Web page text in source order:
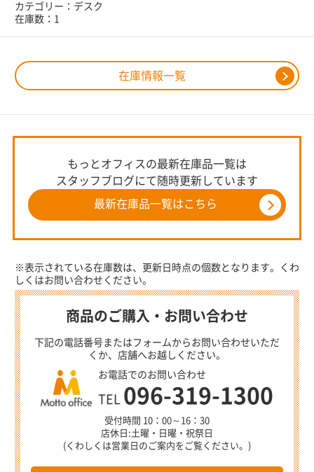
在庫情報一覧
カテゴリー：デスク
在庫数：1
もっとオフィスの最新在庫品一覧は
スタッフブログにて随時更新しています
最新在庫品一覧はこちら
※表示されている在庫数は、更新日時点の個数となります。くわ
しくはお問い合わせください。
商品のご購入・お問い合わせ
下記の電話番号またはフォームからお問い合わせいただ
くか、店舗へお越しください。
お電話でのお問い合わせ
TEL 096-319-1300
受付時間 10：00～16：30
店休日:土曜・日曜・祝祭日
(くわしくは営業日のご案内をご覧ください。)